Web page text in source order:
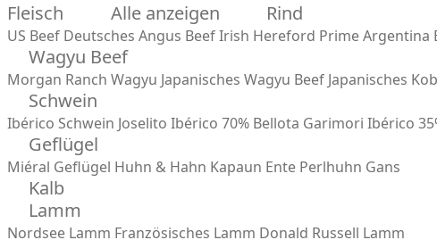
Fleisch Alle anzeigen Rind
US Beef Deutsches Angus BeefIrish Hereford PrimeArgentina
Wagyu Beef
Morgan Ranch Wagyu Japanisches Wagyu Beef Japanisches
Schwein
Ibérico Schwein Joselito Ibérico 70% Bellota Garimori Ibérico
Geflügel
Miéral Geflügel Huhn & Hahn Kapaun Ente Perlhuhn Gans
Kalb
Lamm
Nordsee Lamm Französisches Lamm Donald Russell Lamm